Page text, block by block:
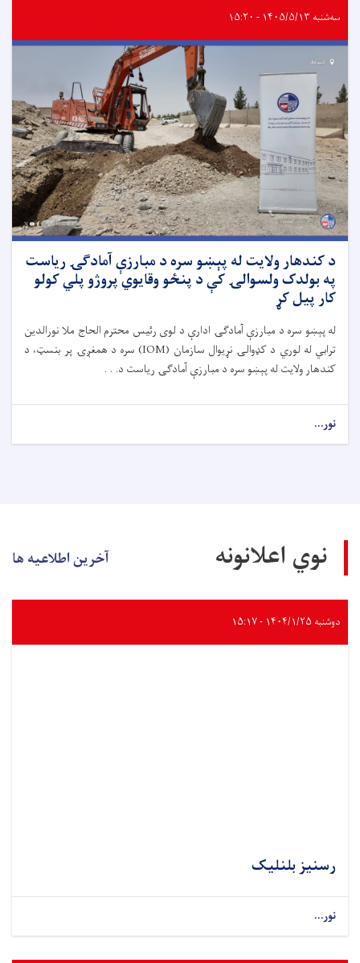
سه‌شنبه ۱۴۰۵/۵/۱۳ - ۱۵:۲۰
د کندهار ولایت له پېښو سره د مبارزې آمادګۍ ریاست
په بولدک ولسوالۍ کې د پنځو وقایوي پروژو پلي کولو
کار پیل کړ
له پېښو سره د مبارزې آمادګۍ ادارې د لوی رئیس محترم الحاج ملا نورالدین
ترابي له لوري د کډوالۍ نړیوال سازمان (IOM) سره د همغږۍ پر بنسټ، د
کندهار ولایت له پېښو سره د مبارزې آمادګۍ ریاست د. . .
نور...
نوي اعلانونه آخرین اطلاعیه ها
دوشنبه ۱۴۰۴/۱/۲۵ - ۱۵:۱۷
رسنیز بلنلیک
نور...